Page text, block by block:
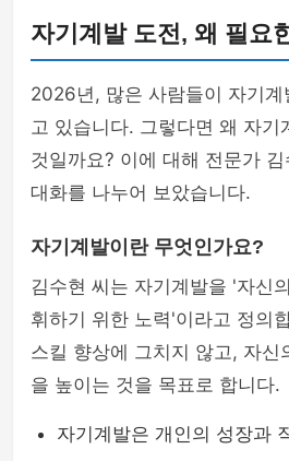
자기계발 도전, 왜 필요
2026년, 많은 사람들이 자기계
고 있습니다. 그렇다면 왜 자기
것일까요? 이에 대해 전문가
대화를 나누어 보았습니다.
자기계발이란 무엇인가요?
김수현 씨는 자기계발을 '자신
휘하기 위한 노력'이라고 정의
스킬 향상에 그치지 않고, 자신
을 높이는 것을 목표로 합니다.
자기계발은 개인의 성장과